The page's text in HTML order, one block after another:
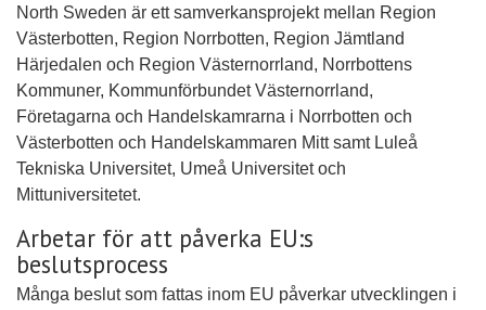
North Sweden är ett samverkansprojekt mellan Region
Västerbotten, Region Norrbotten, Region Jämtland
Härjedalen och Region Västernorrland, Norrbottens
Kommuner, Kommunförbundet Västernorrland,
Företagarna och Handelskamrarna i Norrbotten och
Västerbotten och Handelskammaren Mitt samt Luleå
Tekniska Universitet, Umeå Universitet och
Mittuniversitetet.
Arbetar för att påverka EU:s
beslutsprocess
Många beslut som fattas inom EU påverkar utvecklingen i